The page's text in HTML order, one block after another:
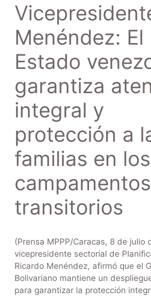
Menéndez: El
Estado
garantiza
integral y
protección a
familias en los
campamentos
transitorios
(Prensa MPPP/Caracas, 8 de julio
vicepresidente sectorial de
Ricardo Menéndez, afirmó que el
Bolivariano mantiene un
para garantizar la protección